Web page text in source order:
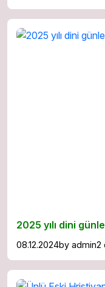
2025 yılı dini
08.12.2024by admin2